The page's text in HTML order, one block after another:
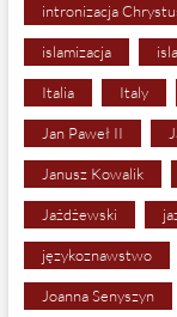
intronizacja
islamizacja
Italia Italy
Jan Paweł II
Janusz Kowalik
Jażdżewski
językoznawstwo
Joanna Senyszyn